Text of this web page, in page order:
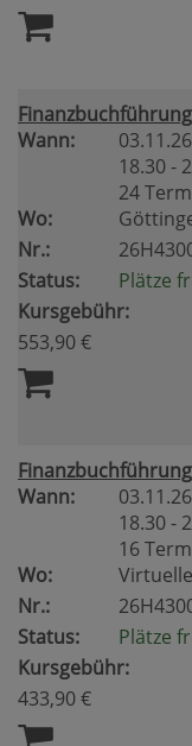
Wann:
18.30 -
24
Wo:
Nr.:
Status:
Plätze
Kursgebühr:
553,90 €
Wann:
18.30 -
16
Wo:
Nr.:
Status:
Plätze
Kursgebühr:
433,90 €